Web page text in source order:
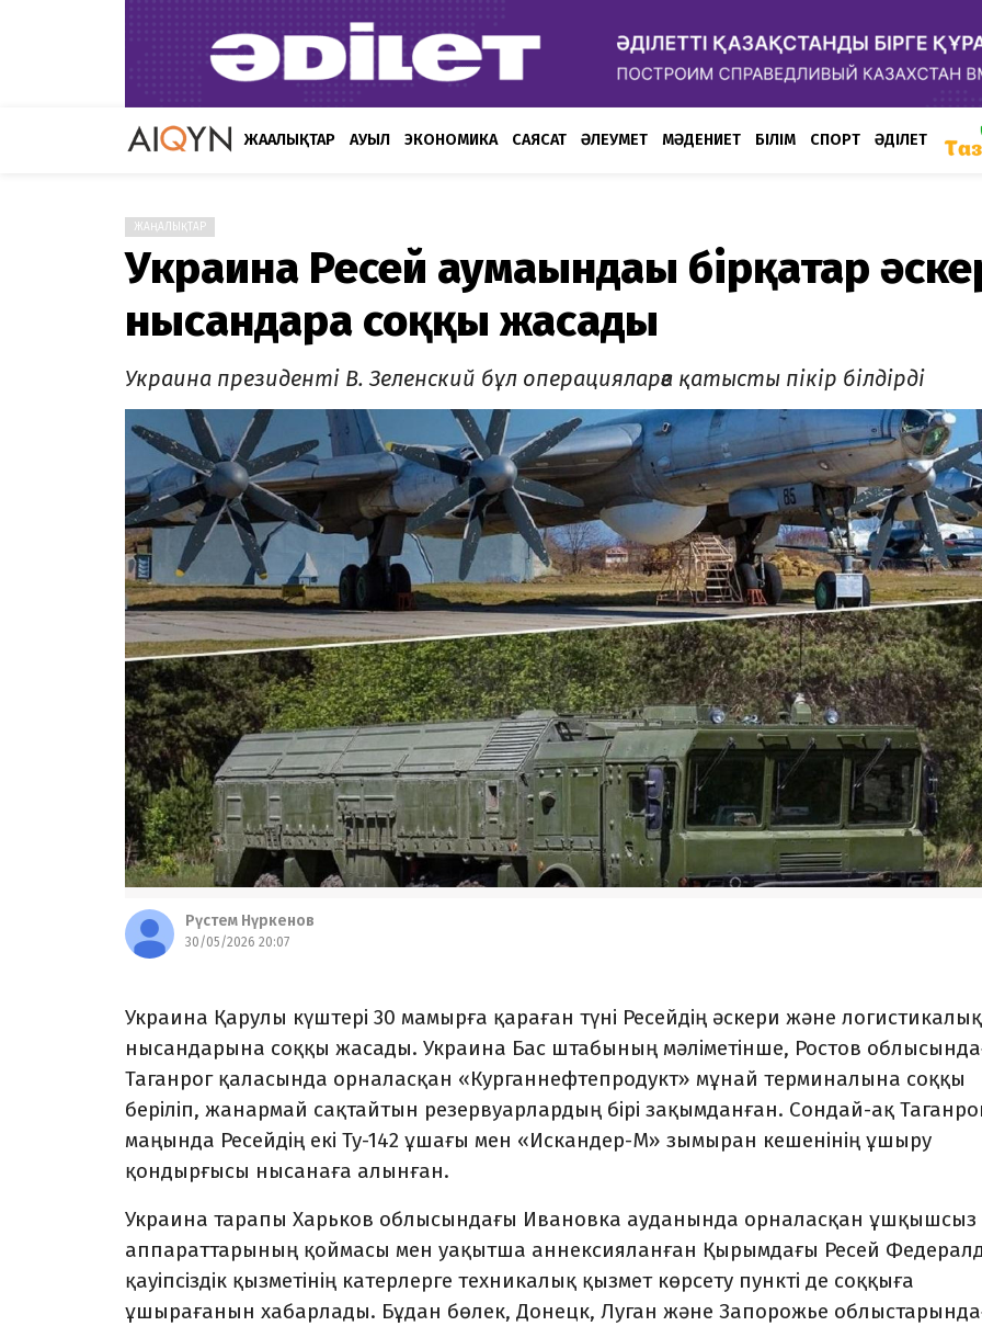
ЖАҢАЛЫҚТАР АУЫЛ ЭКОНОМИКА САЯСАТ ӘЛЕУМЕТ МӘДЕНИЕТ БІЛІМ СПОРТ ӘДІЛЕТ
ЖАҢАЛЫҚТАР
Украина Ресей аумағындағы бірқатар
нысандарға соққы жасады
Украина президенті В. Зеленский бұл операцияларға қатысты пікір білдірді
Рүстем Нүркенов
30/05/2026 20:07
Украина Қарулы күштері 30 мамырға қараған түні Ресейдің әскери және логистикалық
нысандарына соққы жасады. Украина Бас штабының мәліметінше, Ростов
Таганрог қаласында орналасқан «Курганнефтепродукт» мұнай терминалына соққы
беріліп, жанармай сақтайтын резервуарлардың бірі зақымданған. Сондай-ақ
маңында Ресейдің екі Ту-142 ұшағы мен «Искандер-М» зымыран кешенінің ұшыру
қондырғысы нысанаға алынған.
Украина тарапы Харьков облысындағы Ивановка ауданында орналасқан
аппараттарының қоймасы мен уақытша аннексияланған Қырымдағы Ресей
қауіпсіздік қызметінің катерлерге техникалық қызмет көрсету пункті де соққыға
ұшырағанын хабарлады. Бұдан бөлек, Донецк, Луган және Запорожье